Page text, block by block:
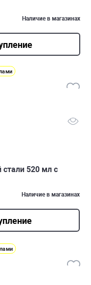
Наличие в магазинах
520 мл с
Наличие в магазинах